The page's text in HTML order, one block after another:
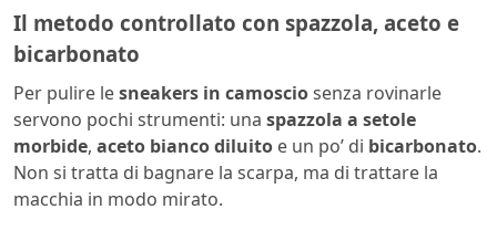
Il metodo controllato con spazzola, aceto e
bicarbonato
Per pulire lesneakers in camosciosenza rovinarle
servono pochi strumenti: una spazzola a setole
morbide, aceto bianco diluito e un po’ di bicarbonato.
Non si tratta di bagnare la scarpa, ma di trattare la
macchia in modo mirato.